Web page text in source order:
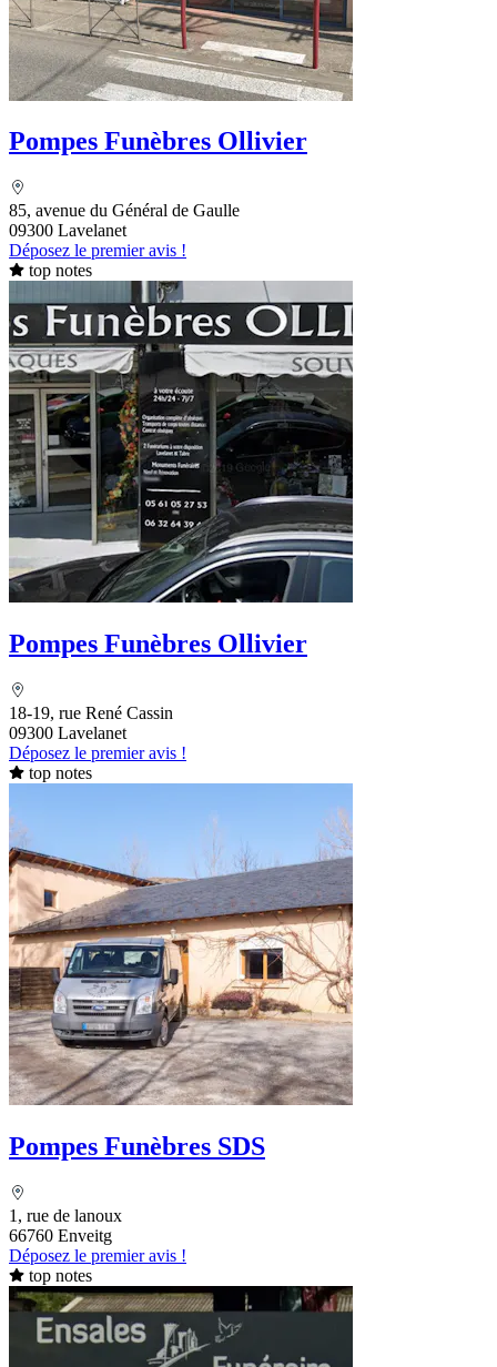
Pompes Funèbres Ollivier
85, avenue du Général de Gaulle
09300 Lavelanet
Déposez le premier avis !
top notes
Pompes Funèbres Ollivier
18-19, rue René Cassin
09300 Lavelanet
Déposez le premier avis !
top notes
Pompes Funèbres SDS
1, rue de lanoux
66760 Enveitg
Déposez le premier avis !
top notes